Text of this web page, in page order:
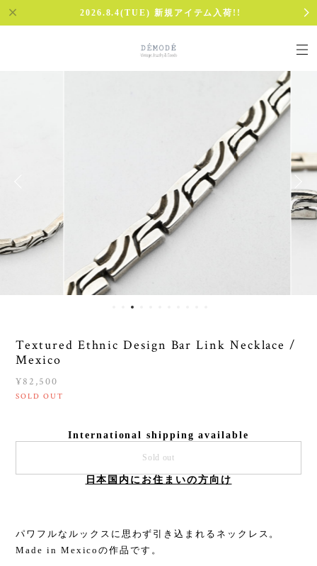
2026.8.4(TUE) 新規アイテム入荷!!
Textured Ethnic Design Bar Link Necklace /
Mexico
¥82,500
SOLD OUT
International shipping available
Sold out
日本国内にお住まいの方向け
パワフルなルックスに思わず引き込まれるネックレス。
Made in Mexicoの作品です。